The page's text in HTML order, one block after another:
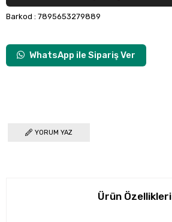
Barkod : 7895653279889
WhatsApp ile Sipariş Ver
YORUM YAZ
Ürün Özellikleri